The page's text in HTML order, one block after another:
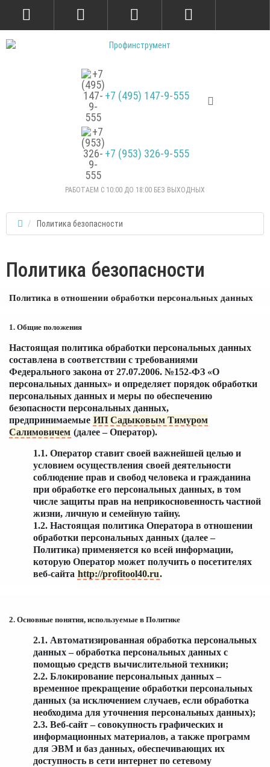
+7 (495) 147-9-555
+7 (953) 326-9-555
РАБОТАЕМ С 10:00 ДО 18:00 БЕЗ ВЫХОДНЫХ
Политика безопасности
Политика безопасности
Политика в отношении обработки персональных данных
1. Общие положения
Настоящая политика обработки персональных данных
составлена в соответствии с требованиями
Федерального закона от 27.07.2006. №152-ФЗ «О
персональных данных» и определяет порядок обработки
персональных данных и меры по обеспечению
безопасности персональных данных,
предпринимаемые ИП Садыковым Тимуром
Салимовичем (далее – Оператор).
1.1. Оператор ставит своей важнейшей целью и
условием осуществления своей деятельности
соблюдение прав и свобод человека и гражданина
при обработке его персональных данных, в том
числе защиты прав на неприкосновенность частной
жизни, личную и семейную тайну.
1.2. Настоящая политика Оператора в отношении
обработки персональных данных (далее –
Политика) применяется ко всей информации,
которую Оператор может получить о посетителях
веб-сайта http://profitool40.ru.
2. Основные понятия, используемые в Политике
2.1. Автоматизированная обработка персональных
данных – обработка персональных данных с
помощью средств вычислительной техники;
2.2. Блокирование персональных данных –
временное прекращение обработки персональных
данных (за исключением случаев, если обработка
необходима для уточнения персональных данных);
2.3. Веб-сайт – совокупность графических и
информационных материалов, а также программ
для ЭВМ и баз данных, обеспечивающих их
доступность в сети интернет по сетевому